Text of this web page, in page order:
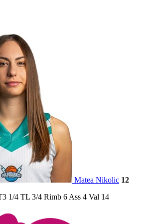
Matea Nikolic 12
1/4 TL 3/4 Rimb 6 Ass 4 Val 14